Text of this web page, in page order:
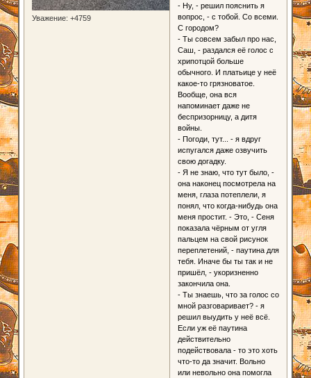
Уважение: +4759
- Ну, - решил пояснить я
вопрос, - с тобой. Со всеми.
С городом?
- Ты совсем забыл про нас,
Саш, - раздался её голос с
хрипотцой больше
обычного. И платьице у неё
какое-то грязноватое.
Вообще, она вся
напоминает даже не
беспризорницу, а дитя
войны.
- Погоди, тут... - я вдруг
испугался даже озвучить
свою догадку.
- Я не знаю, что тут было, -
она наконец посмотрела на
меня, глаза потеплели, я
понял, что когда-нибудь она
меня простит. - Это, - Сеня
показала чёрным от угля
пальцем на свой рисунок
переплетений, - паутина для
тебя. Иначе бы ты так и не
пришёл, - укоризненно
закончила она.
- Ты знаешь, что за голос со
мной разговаривает? - я
решил выудить у неё всё.
Если уж её паутина
действительно
подействовала - то это хоть
что-то да значит. Вольно
или невольно она помогла